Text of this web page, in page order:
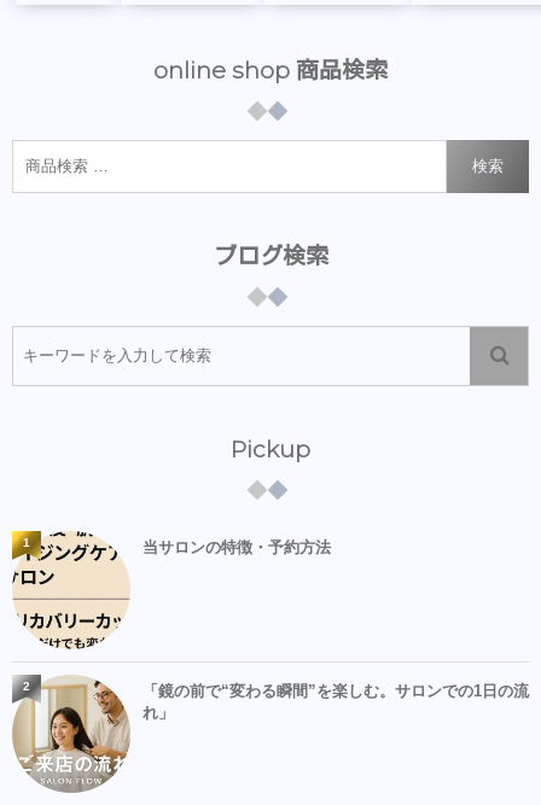
online shop 商品検索
検索
ブログ検索
Pickup
当サロンの特徴・予約方法
1
「鏡の前で“変わる瞬間”を楽しむ。サロンでの1日の流
れ」
2